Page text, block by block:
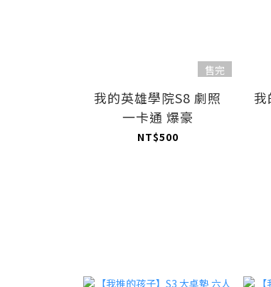
售完
我的英雄學院S8 劇照
一卡通 爆豪
NT$500
我